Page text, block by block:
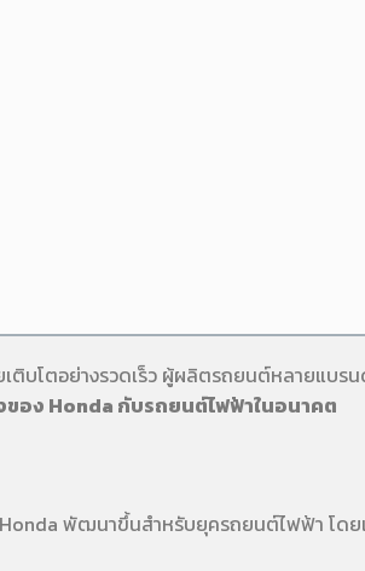
ติบโตอย่างรวดเร็ว ผู้ผลิตรถยนต์หลายแบร
ของ Honda กับรถยนต์ไฟฟ้าในอนาคต
พัฒนาขึ้นสำหรับยุครถยนต์ไฟฟ้า โดย